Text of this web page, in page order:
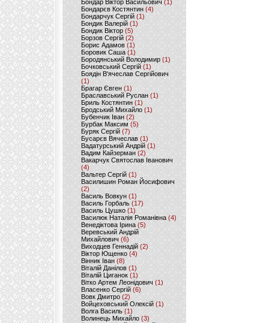
Бондар Віктор Васильович (1)
Бондарєв Костянтин (4)
Бондарчук Сергій(1)
Бондик Валерій (1)
Бондик Віктор(5)
Борзов Сергiй (2)
Борис Адамов(1)
Боровик Саша (1)
Бородянський Володимир (1)
Бочковський Сергій (1)
Боядін В'ячеслав Сергійович
(1)
Брагар Євген (1)
Браславський Руслан (1)
Бриль Костянтин (1)
Бродський Михайло (1)
Бубенчик Іван(2)
Бурбак Максим (5)
Буряк Сергій (7)
Бусарєв Вячеслав (1)
Вадатурський Андрій (1)
Вадим Кайзерман (2)
Вакарчук Святослав Іванович
(4)
Вальтер Сергій (1)
Василишин Роман Йосифович
(2)
Василь Вовкун (1)
Василь Горбаль (17)
Василь Цушко (1)
Василюк Наталія Романівна (4)
Венедіктова Ірина(5)
Веревський Андрій
Михайлович (6)
Виходцев Геннадій (2)
Віктор Ющенко (4)
Вінник Іван (8)
Віталій Данілов (1)
Віталій Циганок (1)
Вітко Артем Леонідович(1)
Власенко Сергій (6)
Вовк Дмитро(2)
Войцеховський Олексій(1)
Волга Василь (1)
Волинець Михайло (3)